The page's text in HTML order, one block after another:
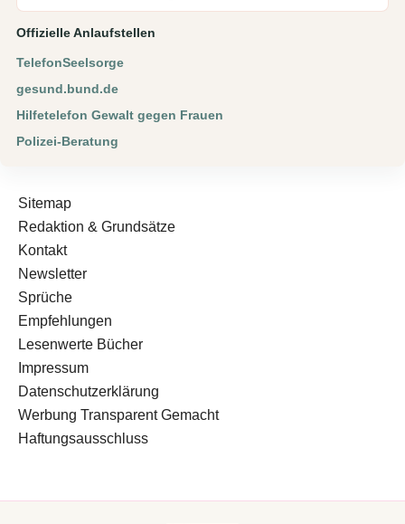
Offizielle Anlaufstellen
TelefonSeelsorge
gesund.bund.de
Hilfetelefon Gewalt gegen Frauen
Polizei-Beratung
Sitemap
Redaktion & Grundsätze
Kontakt
Newsletter
Sprüche
Empfehlungen
Lesenwerte Bücher
Impressum
Datenschutzerklärung
Werbung Transparent Gemacht
Haftungsausschluss